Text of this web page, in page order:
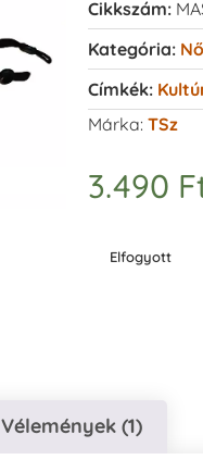
Cikkszám:
Kategória:
Címkék:
Márka: TSz
3.490
Elfogyott
Vélemények (1)